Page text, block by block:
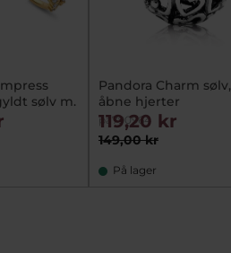
sølv m.
Pandora Charm sølv,
åbne hjerter
pa790964
149,00 kr
119,20 kr
På lager